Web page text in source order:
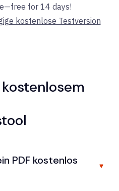
for 14 days!
kostenlose Testversion
PDF kostenlos